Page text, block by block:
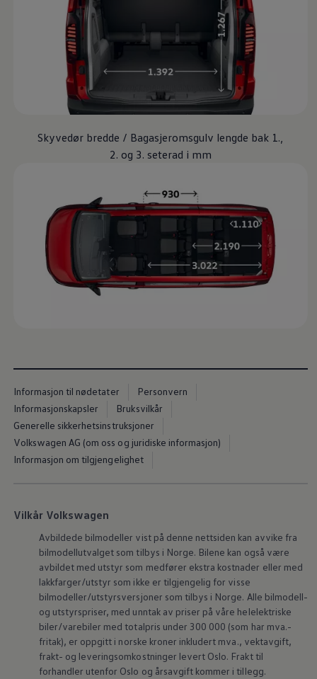
Skyvedør bredde / Bagasjeromsgulv lengde bak 1.,
2. og 3. seterad i mm
Informasjon til nødetater
Personvern
Informasjonskapsler
Bruksvilkår
Generelle sikkerhetsinstruksjoner
Volkswagen AG (om oss og juridiske informasjon)
Informasjon om tilgjengelighet
Vilkår Volkswagen
Avbildede bilmodeller vist på denne nettsiden kan avvike fra
bilmodellutvalget som tilbys i Norge. Bilene kan også være
avbildet med utstyr som medfører ekstra kostnader eller med
lakkfarger/utstyr som ikke er tilgjengelig for visse
bilmodeller/utstyrsversjoner som tilbys i Norge. Alle bilmodell-
og utstyrspriser, med unntak av priser på våre helelektriske
biler/varebiler med totalpris under 300 000 (som har mva.-
fritak), er oppgitt i norske kroner inkludert mva., vektavgift,
frakt- og leveringsomkostninger levert Oslo. Frakt til
forhandler utenfor Oslo og årsavgift kommer i tillegg.